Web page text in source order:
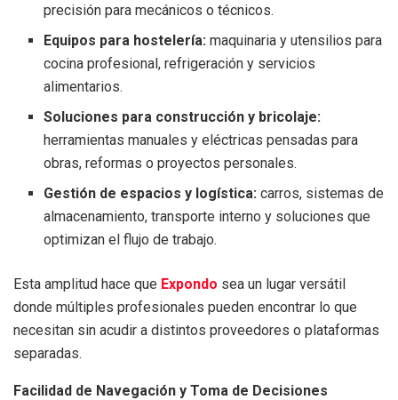
precisión para mecánicos o técnicos.
Equipos para hostelería: maquinaria y utensilios para
cocina profesional, refrigeración y servicios
alimentarios.
Soluciones para construcción y bricolaje:
herramientas manuales y eléctricas pensadas para
obras, reformas o proyectos personales.
Gestión de espacios y logística: carros, sistemas de
almacenamiento, transporte interno y soluciones que
optimizan el flujo de trabajo.
Esta amplitud hace que Expondo sea un lugar versátil
donde múltiples profesionales pueden encontrar lo que
necesitan sin acudir a distintos proveedores o plataformas
separadas.
Facilidad de Navegación y Toma de Decisiones